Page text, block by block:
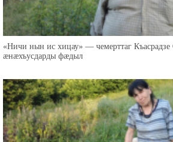
«Ничи нын ис хицау» — чемерттаг Къасрадзе
æнæхъусдарды фæдыл